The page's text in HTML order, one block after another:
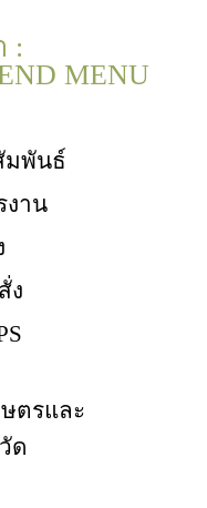
:
MENU
มพันธ์
งาน
ง
ตรและ
ด